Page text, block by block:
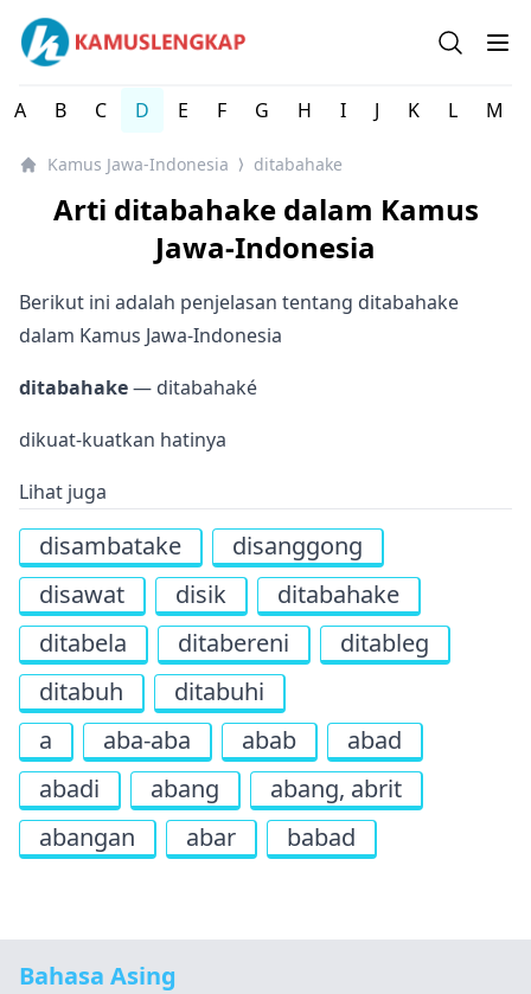
Kamus Lengkap Jawa-Indonesia - Kamus Bahasa Daerah
Open
A B C D E F G H I J K L M
Kamus Jawa-Indonesia ⟩ ditabahake
Arti ditabahake dalam Kamus
Jawa-Indonesia
Berikut ini adalah penjelasan tentang ditabahake
dalam Kamus Jawa-Indonesia
ditabahake— ditabahaké
dikuat-kuatkan hatinya
Lihat juga
disambatake
disanggong
disawat
disik
ditabahake
ditabela
ditabereni
ditableg
ditabuh
ditabuhi
a
aba-aba abab
abad
abadi
abang
abang, abrit
abangan
abar babad
Bahasa Asing